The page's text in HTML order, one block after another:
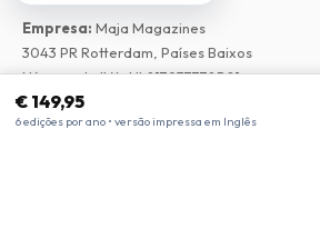
€ 149,95
6 edições por ano • versão impressa em Inglês
Empresa: Maja Magazines
3043 PR Rotterdam, Países Baixos
Número de IVA:NL817937778B01
Câmara de Comércio